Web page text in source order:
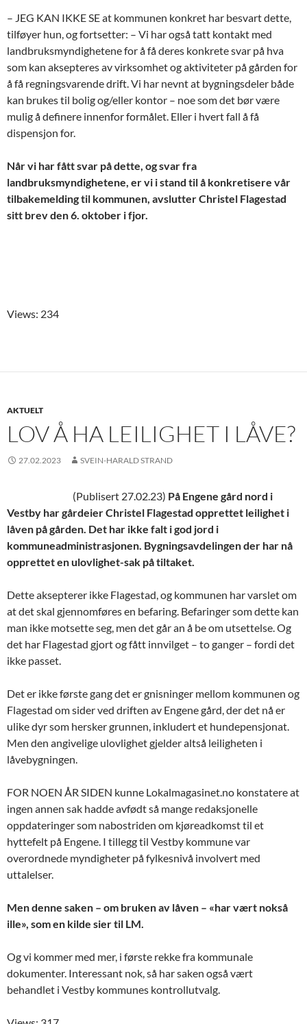
– JEG KAN IKKE SE at kommunen konkret har besvart dette,
tilføyer hun, og fortsetter: – Vi har også tatt kontakt med
landbruksmyndighetene for å få deres konkretesvar på hva
som kan aksepteresav virksomhet og aktiviteter på gården for
å få regningsvarende drift. Vi har nevnt at bygningsdeler både
kan brukes til bolig og/eller kontor – noe som det bør være
mulig å definere innenfor formålet. Eller i hvert fall åfå
dispensjon for.
Når vi har fått svar på dette, og svar fra
landbruksmyndighetene, er vi i stand tilå konkretisere vår
tilbakemelding til kommunen, avslutter Christel Flagestad
sitt brev den 6. oktober i fjor.
Views: 234
AKTUELT
LOV Å HA LEILIGHET I LÅVE?
27.02.2023 SVEIN-HARALD STRAND
(Publisert 27.02.23) På Engene gård nord i
Vestby har gårdeier Christel Flagestad opprettet leilighet i
låven på gården. Det har ikke falt i god jord i
kommuneadministrasjonen. Bygningsavdelingen der har nå
opprettet en ulovlighet-sak på tiltaket.
Dette aksepterer ikke Flagestad, og kommunen har varslet om
at det skal gjennomføres en befaring. Befaringer som dette kan
man ikke motsette seg, men det går an å be om utsettelse. Og
det har Flagestad gjort og fått innvilget – to ganger – fordi det
ikke passet.
Det er ikke første gang det er gnisninger mellom kommunen og
Flagestad om sider ved driften av Engene gård, der det nå er
ulike dyr som hersker grunnen, inkludert et hundepensjonat.
Men den angivelige ulovlighet gjelder altså leiligheten i
låvebygningen.
FOR NOEN ÅR SIDEN kunne Lokalmagasinet.no konstatere at
ingen annen sak hadde avfødt så mange redaksjonelle
oppdateringer som nabostriden om kjøreadkomst til et
hyttefelt på Engene. I tillegg til Vestby kommune var
overordnede myndigheter på fylkesnivå involvert med
uttalelser.
Men denne saken – om bruken av låven – «har vært nokså
ille», som en kilde sier til LM.
Og vi kommer med mer, i første rekke fra kommunale
dokumenter. Interessant nok, så har saken også vært
behandlet i Vestby kommunes kontrollutvalg.